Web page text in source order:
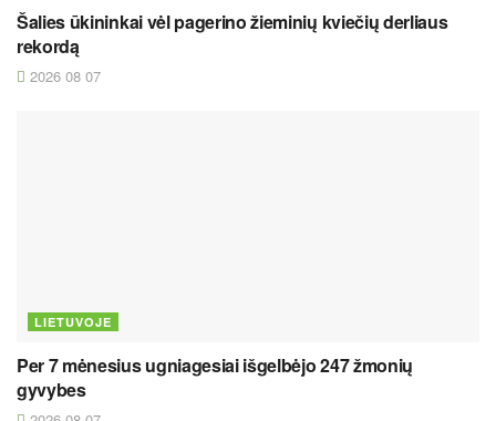
Šalies ūkininkai vėl pagerino žieminių kviečių derliaus
rekordą
2026 08 07
LIETUVOJE
Per 7 mėnesius ugniagesiai išgelbėjo 247 žmonių
gyvybes